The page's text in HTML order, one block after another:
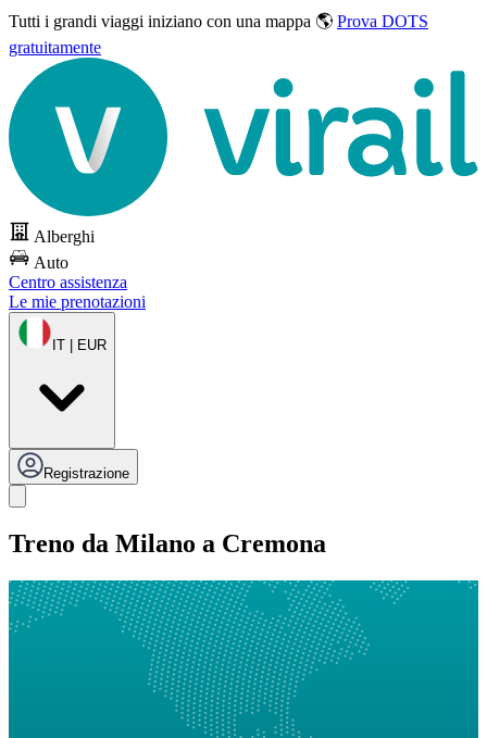
Tutti i grandi viaggi iniziano con una mappa 🌎 Prova DOTS
gratuitamente
Alberghi
Auto
Centro assistenza
Le mie prenotazioni
IT | EUR
Registrazione
Treno da Milano a Cremona